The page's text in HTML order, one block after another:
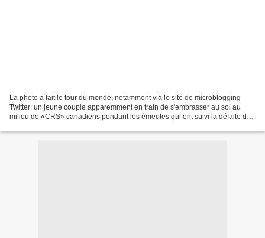
La photo a fait le tour du monde, notamment via le site de microblogging
Twitter: un jeune couple apparemment en train de s'embrasser au sol au
milieu de «CRS» canadiens pendant les émeutes qui ont suivi la défaite des